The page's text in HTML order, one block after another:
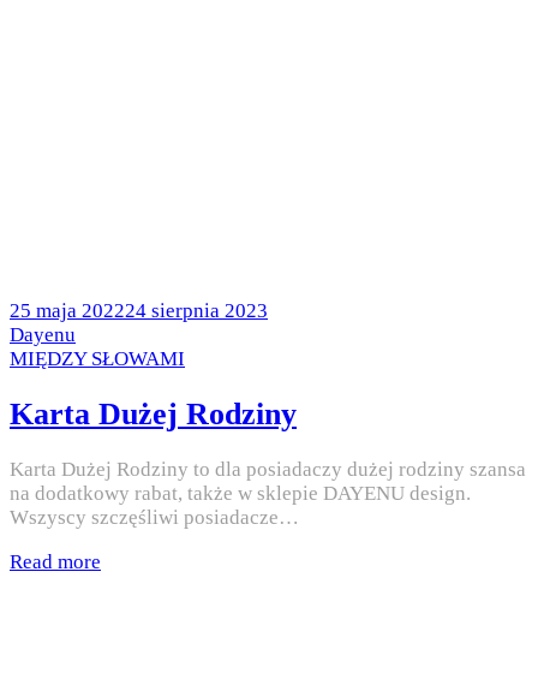
Posted
on
25 maja 202224 sierpnia 2023
by
Dayenu
Posted
MIĘDZY SŁOWAMI
Karta Dużej Rodziny
Karta Dużej Rodziny to dla posiadaczy dużej rodziny szansa
na dodatkowy rabat, także w sklepie DAYENU design.
Wszyscy szczęśliwi posiadacze…
Read more